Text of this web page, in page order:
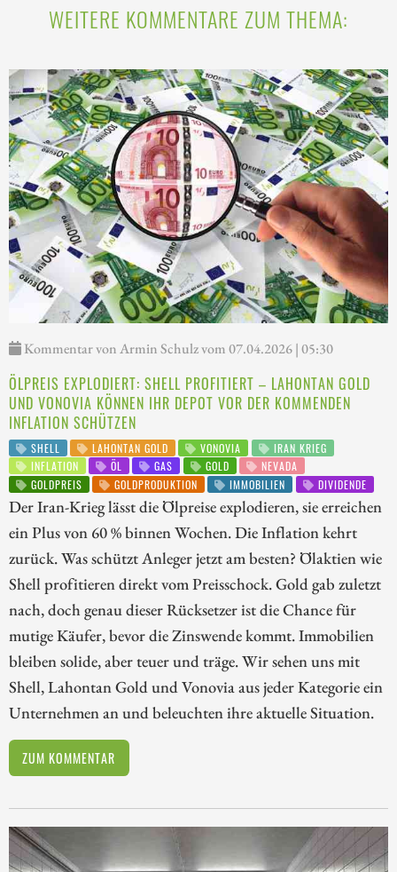
WEITERE KOMMENTARE ZUM THEMA:
Kommentar von Armin Schulz vom 07.04.2026 | 05:30
ÖLPREIS EXPLODIERT: SHELL PROFITIERT – LAHONTAN GOLD
UND VONOVIA KÖNNEN IHR DEPOT VOR DER KOMMENDEN
INFLATION SCHÜTZEN
SHELL LAHONTAN GOLD VONOVIA
IRAN KRIEG
INFLATION
ÖL GAS GOLD
NEVADA
GOLDPREIS
GOLDPRODUKTION IMMOBILIEN DIVIDENDE
Der Iran-Krieg lässt die Ölpreise explodieren, sie erreichen
ein Plus von 60 % binnen Wochen. Die Inflation kehrt
zurück. Was schützt Anleger jetzt am besten? Ölaktien wie
Shell profitieren direkt vom Preisschock. Gold gab zuletzt
nach, doch genau dieser Rücksetzer ist die Chance für
mutige Käufer, bevor die Zinswende kommt. Immobilien
bleiben solide, aber teuer und träge. Wir sehen uns mit
Shell, Lahontan Gold und Vonovia aus jeder Kategorie ein
Unternehmen an und beleuchten ihre aktuelle Situation.
ZUM KOMMENTAR